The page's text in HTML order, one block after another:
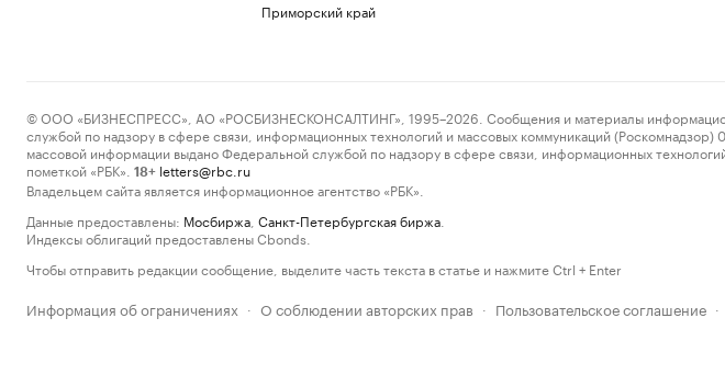
Приморский край
© ООО «БИЗНЕСПРЕСС», АО «РОСБИЗНЕСКОНСАЛТИНГ», 1995–2026. Сообщения и материалы
службой по надзору в сфере связи, информационных технологий и массовых коммуникаций
массовой информации выдано Федеральной службой по надзору в сфере связи, информационных
пометкой «РБК».
18+ letters@rbc.ru
Владельцем сайта является информационное агентство «РБК».
Данные предоставлены: Мосбиржа Санкт-Петербургская биржа
Индексы облигаций предоставлены Cbonds.
Чтобы отправить редакции сообщение, выделите часть текста в статье и нажмите Ctrl + Enter
Информация об ограничениях · О соблюдении авторских прав · Пользовательское соглашение ·